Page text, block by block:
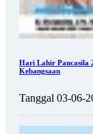
Hari Lahir Pancasila
Kebangsaan
Tanggal 03-06-